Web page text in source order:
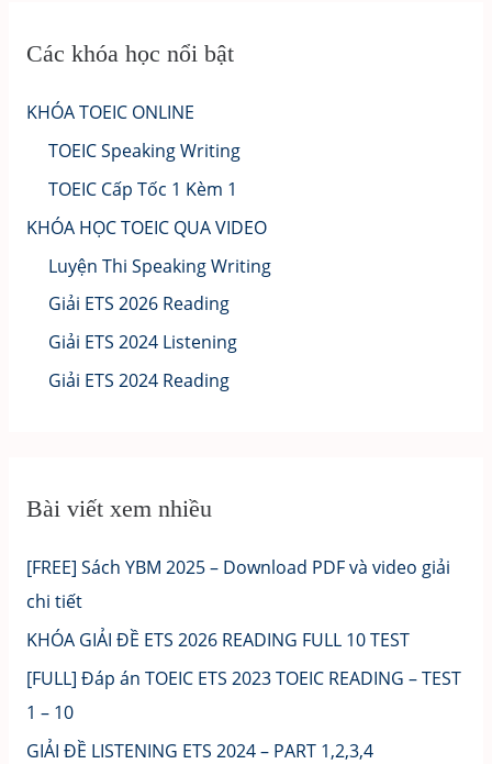
Các khóa học nổi bật
KHÓA TOEIC ONLINE
TOEIC Speaking Writing
TOEIC Cấp Tốc 1 Kèm 1
KHÓA HỌC TOEIC QUA VIDEO
Luyện Thi Speaking Writing
Giải ETS 2026 Reading
Giải ETS 2024 Listening
Giải ETS 2024 Reading
Bài viết xem nhiều
[FREE] Sách YBM 2025 – Download PDF và video giải
chi tiết
KHÓA GIẢI ĐỀ ETS 2026 READING FULL 10 TEST
[FULL] Đáp án TOEIC ETS 2023 TOEIC READING – TEST
1 – 10
GIẢI ĐỀ LISTENING ETS 2024 – PART 1,2,3,4